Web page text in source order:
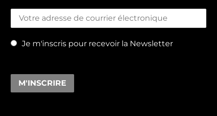
Je m'inscris pour recevoir la Newsletter